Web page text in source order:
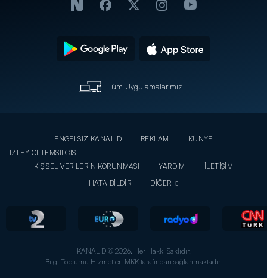
Tüm Uygulamalarımız
ENGELSİZ KANAL D REKLAM
KÜNYE
İZLEYİCİ TEMSİLCİSİ
KİŞİSEL VERİLERİN KORUNMASI
YARDIM
İLETİŞİM
HATA BİLDİR
DİĞER
KANAL D © 2026. Her Hakkı Saklıdır.
Bilgi Toplumu Hizmetleri MKK tarafından sağlanmaktadır.